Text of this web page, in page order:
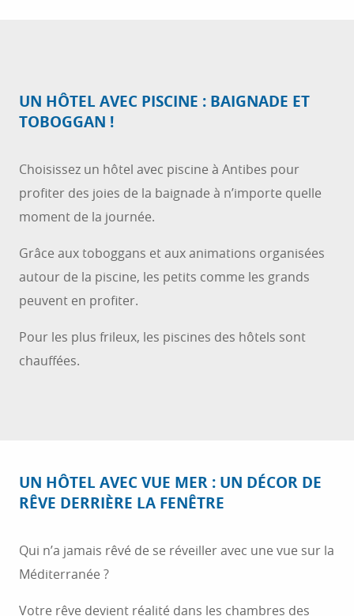
UN HÔTEL AVEC PISCINE : BAIGNADE ET
TOBOGGAN !
Choisissez un hôtel avec piscine à Antibes pour
profiter des joies de la baignade à n’importe quelle
moment de la journée.
Grâce aux toboggans et aux animations organisées
autour de la piscine, les petits comme les grands
peuvent en profiter.
Pour les plus frileux, les piscines des hôtels sont
chauffées.
UN HÔTEL AVEC VUE MER : UN DÉCOR DE
RÊVE DERRIÈRE LA FENÊTRE
Qui n’a jamais rêvé de se réveiller avec une vue sur la
Méditerranée ?
Votre rêve devient réalité dans les chambres des